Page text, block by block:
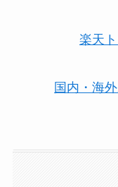
楽天
国内・海